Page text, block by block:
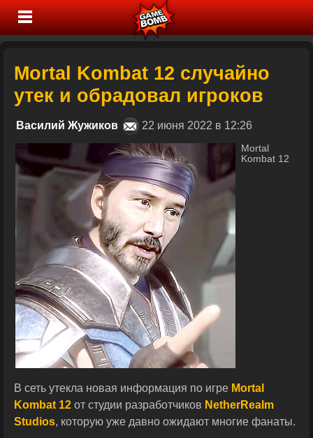
Mortal Kombat 12 случайно
утек и обрадовал игроков
Василий Жужиков 22 июня 2022 в 12:26
Mortal
Kombat 12
В сеть утекла новая информация по игре Mortal
Kombat 12 от студии разработчиков NetherRealm
Studios, которую уже давно ожидают многие фанаты.